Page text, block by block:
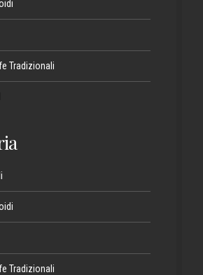
Tradizionali
Tradizionali